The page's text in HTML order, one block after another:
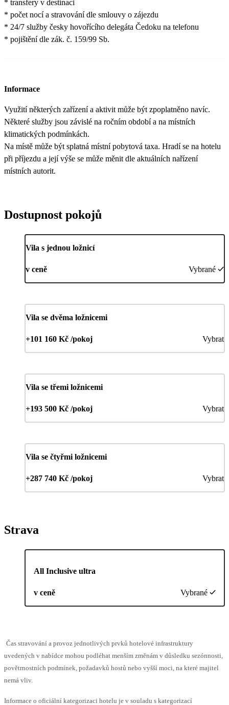
* transfery v destinaci
* počet nocí a stravování dle smlouvy o zájezdu
* 24/7 služby česky hovořícího delegáta Čedoku na telefonu
* pojištění dle zák. č. 159/99 Sb.
Informace
Využití některých zařízení a aktivit může být zpoplatněno navíc.
Některé služby jsou závislé na ročním období a na místních
klimatických podmínkách.
Na místě může být splatná místní pobytová taxa. Hradí se na hotelu
při příjezdu a její výše se může měnit dle aktuálních nařízení
místních autorit.
Dostupnost pokojů
Vila s jednou ložnicí
v ceně Vybrané
Vila se dvěma ložnicemi
+101 160 Kč /pokoj Vybrat
Vila se třemi ložnicemi
+193 500 Kč /pokoj Vybrat
Vila se čtyřmi ložnicemi
+287 740 Kč /pokoj Vybrat
Strava
All Inclusive ultra
v ceně Vybrané
Čas stravování a provoz jednotlivých prvků hotelové infrastruktury
uvedených v nabídce mohou podléhat menším změnám v důsledku sezónnosti,
povětrnostních podmínek, požadavků hostů nebo vyšší moci, na které majitel
nemá vliv.
Informace o oficiální kategorizaci hotelu je v souladu s kategorizací